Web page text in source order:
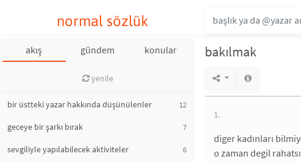
normal sözlük
akış gündem konular
yenile
bir üstteki yazar hakkında düşünülenler 12
geceye bir şarkı bırak 7
sevgiliyle yapılabilecek aktiviteler 6
bakılmak
1.
diger kadınları
o zaman degil